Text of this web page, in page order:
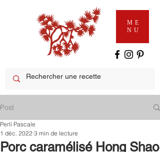
ME
NU
Post
Porc caramélisé Hong Shao
Perli Pascale
1 déc. 2022 3 min de lecture